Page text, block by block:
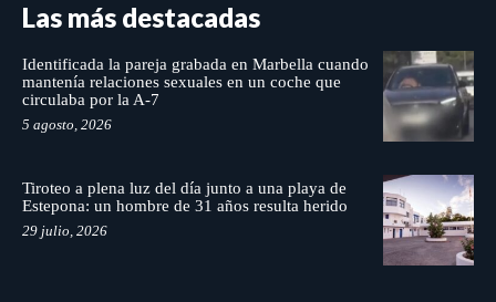
Las más destacadas
Identificada la pareja grabada en Marbella cuando
mantenía relaciones sexuales en un coche que
circulaba por la A-7
5 agosto, 2026
Tiroteo a plena luz del día junto a una playa de
Estepona: un hombre de 31 años resulta herido
29 julio, 2026